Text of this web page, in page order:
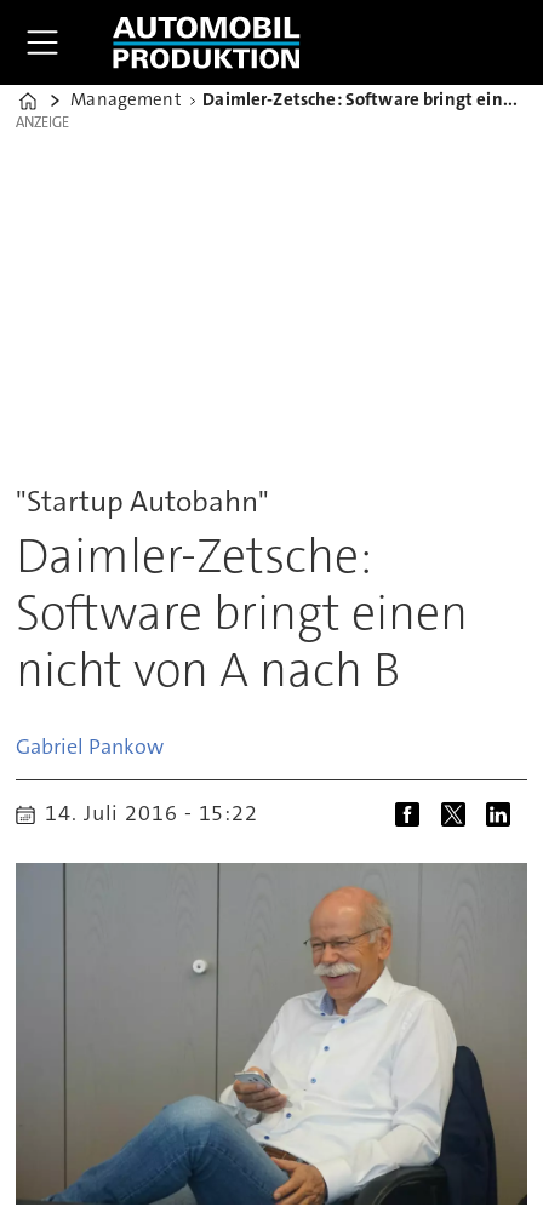
Home
Management Daimler-Zetsche: Software bringt einen nicht von A nach B
ANZEIGE
ANZEIGE
"Startup Autobahn"
Daimler-Zetsche:
Software bringt einen
nicht von A nach B
Gabriel Pankow
14. Juli 2016 - 15:22